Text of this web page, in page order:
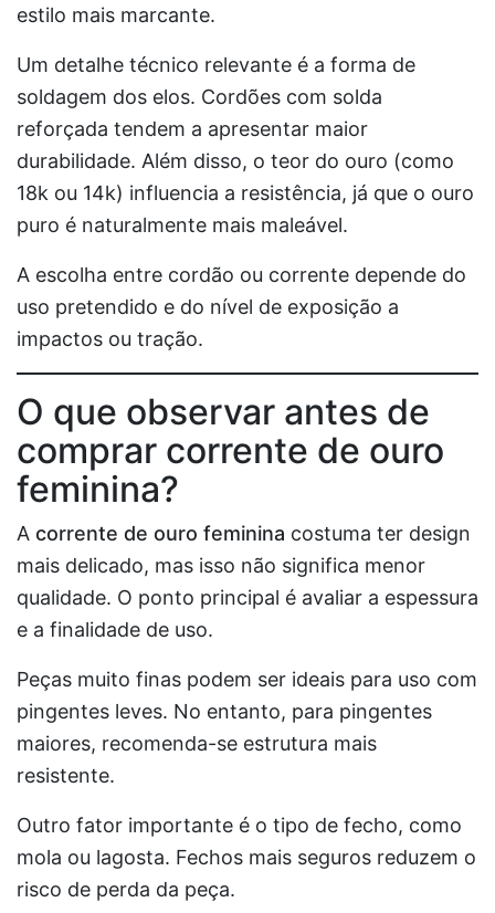
estilo mais marcante.
Um detalhe técnico relevante é a forma de
soldagem dos elos. Cordões com solda
reforçada tendem a apresentar maior
durabilidade. Além disso, o teor do ouro (como
18k ou 14k) influencia a resistência, já que o ouro
puro é naturalmente mais maleável.
A escolha entre cordão ou corrente depende do
uso pretendido e do nível de exposição a
impactos ou tração.
O que observar antes de
comprar corrente de ouro
feminina?
A corrente de ouro feminina costuma ter design
mais delicado, mas isso não significa menor
qualidade. O ponto principal é avaliar a espessura
e a finalidade de uso.
Peças muito finas podem ser ideais para uso com
pingentes leves. No entanto, para pingentes
maiores, recomenda-se estrutura mais
resistente.
Outro fator importante é o tipo de fecho, como
mola ou lagosta. Fechos mais seguros reduzem o
risco de perda da peça.